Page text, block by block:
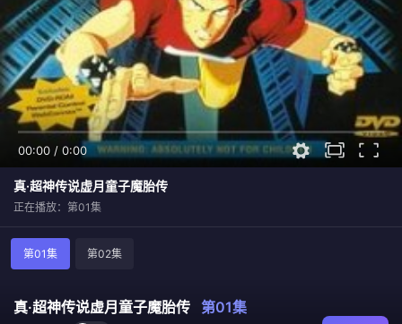
00:00 / 0:00
真·超神传说虚月童子魔胎传
正在播放：第01集
第01集 第02集
真·超神传说虚月童子魔胎传 第01集